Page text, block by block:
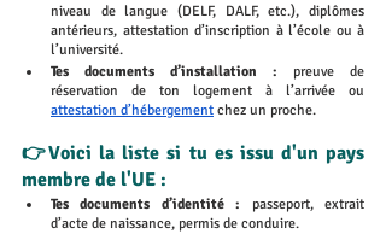
niveau de langue (DELF, DALF, etc.), diplômes
antérieurs, attestation d’inscription à l’école ou à
l’université.
Tes documents d’installation : preuve de
attestation d’hébergement chez un proche.
👉Voici la liste si tu es issu d'un pays
membre de l'UE :
Tes documents d’identité : passeport, extrait
d’acte de naissance, permis de conduire.